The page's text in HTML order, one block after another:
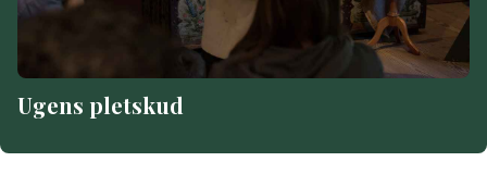
Ugens pletskud